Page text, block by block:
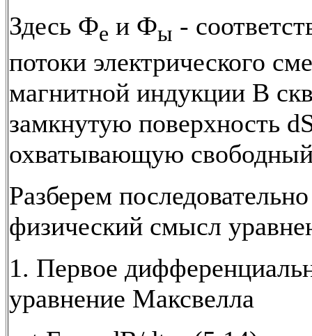
Здесь Фе и Фы -
потоки электрического
магнитной индукции B
замкнутую поверхность
охватывающую
Разберем последовательно
физический смысл
1. Первое
уравнение Максвелла